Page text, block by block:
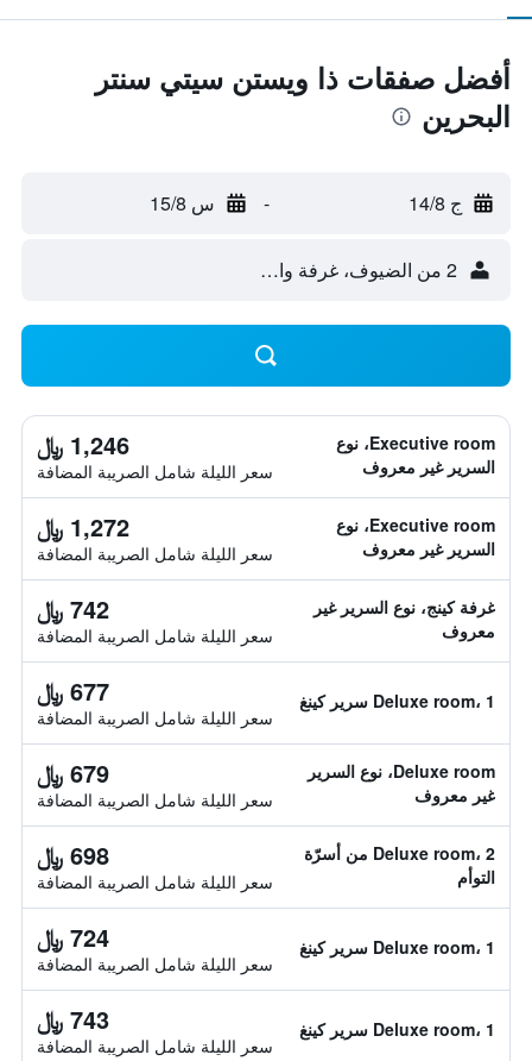
أفضل صفقات ذا ويستن سيتي سنتر
البحرين
ج 14/8 - س 15/8
2 من الضيوف، غرفة واحدة
Executive room، نوع
السرير غير معروف
1,246 ﷼
سعر الليلة شامل الصريبة المضافة
Executive room، نوع
السرير غير معروف
1,272 ﷼
سعر الليلة شامل الصريبة المضافة
غرفة كينج، نوع السرير غير
معروف
742 ﷼
سعر الليلة شامل الصريبة المضافة
Deluxe room، 1 سرير كينغ 677 ﷼
سعر الليلة شامل الصريبة المضافة
Deluxe room، نوع السرير
غير معروف
679 ﷼
سعر الليلة شامل الصريبة المضافة
Deluxe room، 2 من أسرّة
التوأم
698 ﷼
سعر الليلة شامل الصريبة المضافة
Deluxe room، 1 سرير كينغ 724 ﷼
سعر الليلة شامل الصريبة المضافة
Deluxe room، 1 سرير كينغ 743 ﷼
سعر الليلة شامل الصريبة المضافة